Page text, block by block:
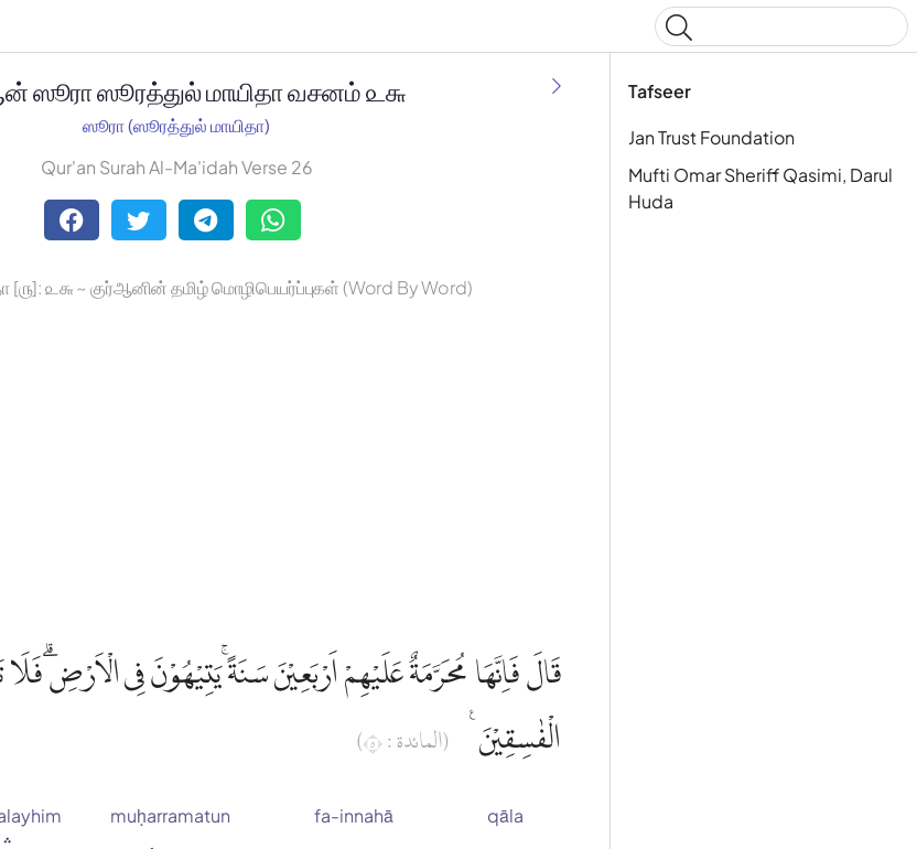
Tafseer
Jan Trust Foundation
Mufti Omar Sheriff Qasimi, Darul
Huda
ஸூரா ஸூரத்துல் மாயிதா வசனம் ௨௬
ஸூரா (ஸூரத்துல் மாயிதா)
Qur'an Surah Al-Ma'idah Verse 26
[௫]: ௨௬ ~ குர்ஆனின் தமிழ் மொழிபெயர்ப்புகள் (Word By Word)
قَالَ فَاِنَّهَا مُحَرَّمَةٌ عَلَيْهِمْ اَرْبَعِيْنَ سَنَةً ۚيَتِيْهُوْنَ فِى الْاَرْضِۗ
الْفٰسِقِيْنَ ࣖ
(المائدة : ٥)
qāla
fa-innahā
muḥarramatun